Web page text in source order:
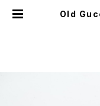
Old